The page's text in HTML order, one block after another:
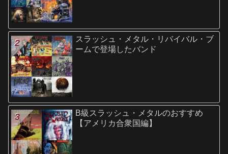
スラッシュ・メタル・リバイバル・ブ
ームで登場したバンド
B級スラッシュ・メタルのおすすめ
【アメリカ合衆国編】